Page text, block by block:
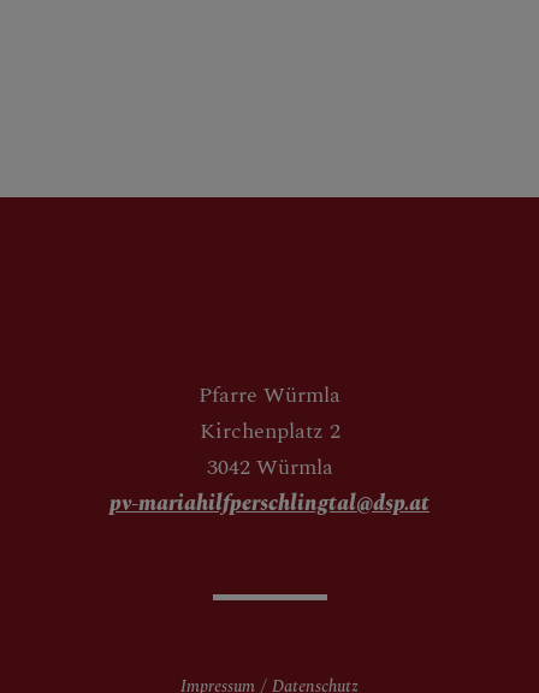
Pfarre Würmla
Kirchenplatz 2
3042 Würmla
pv-mariahilfperschlingtal@dsp.at
Impressum Datenschutz